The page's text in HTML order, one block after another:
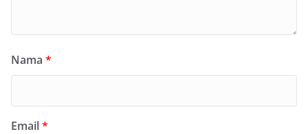
Nama *
Email*